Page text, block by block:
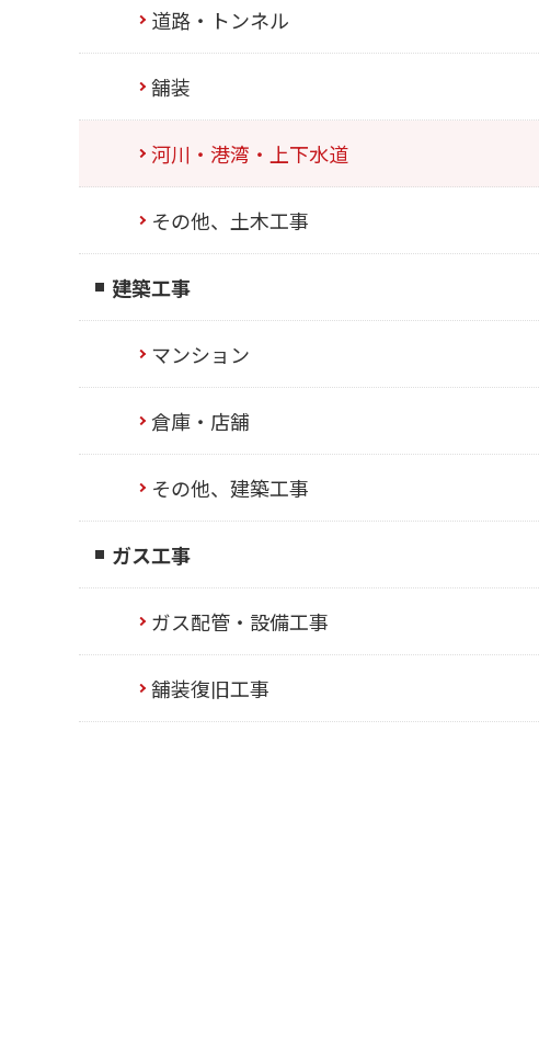
道路・トンネル
舗装
河川・港湾・上下水道
その他、土木工事
建築工事
マンション
倉庫・店舗
その他、建築工事
ガス工事
ガス配管・設備工事
舗装復旧工事